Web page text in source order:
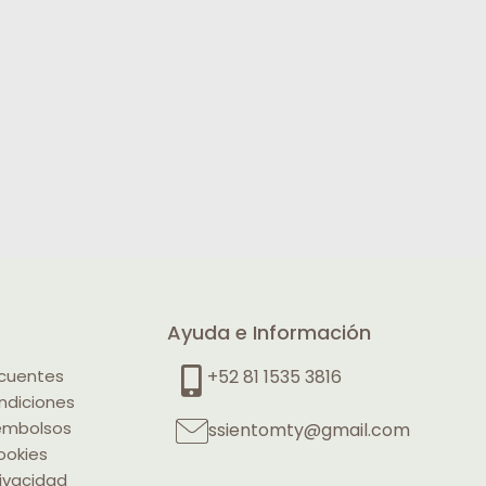
Ayuda e Información
+52 81 1535 3816
ssientomty@gmail.com